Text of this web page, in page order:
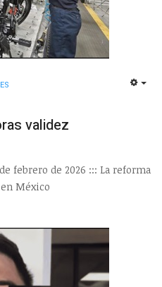
validez
febrero de 2026 ::: La reforma
México